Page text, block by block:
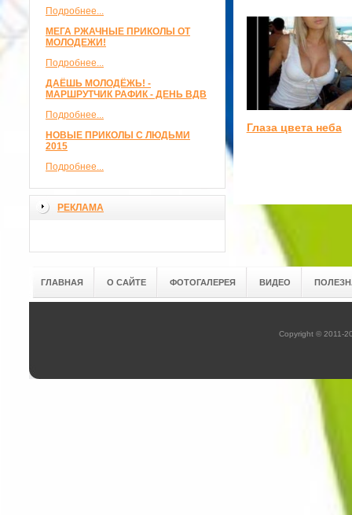
Подробнее...
МЕГА РЖАЧНЫЕ ПРИКОЛЫ ОТ
МОЛОДЕЖИ!
Подробнее...
ДАЁШЬ МОЛОДЁЖЬ! -
МАРШРУТЧИК РАФИК - ДЕНЬ ВДВ
Подробнее...
НОВЫЕ ПРИКОЛЫ С ЛЮДЬМИ
2015
Подробнее...
РЕКЛАМА
Глаза цвета неба
ГЛАВНАЯ О САЙТЕ ФОТОГАЛЕРЕЯ ВИДЕО
Copyright © 2011-